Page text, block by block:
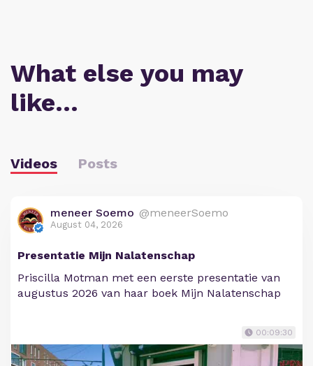
What else you may
like…
Videos Posts
meneer Soemo @meneerSoemo
August 04, 2026
Presentatie Mijn Nalatenschap
Priscilla Motman met een eerste presentatie van
augustus 2026 van haar boek Mijn Nalatenschap
00:09:30